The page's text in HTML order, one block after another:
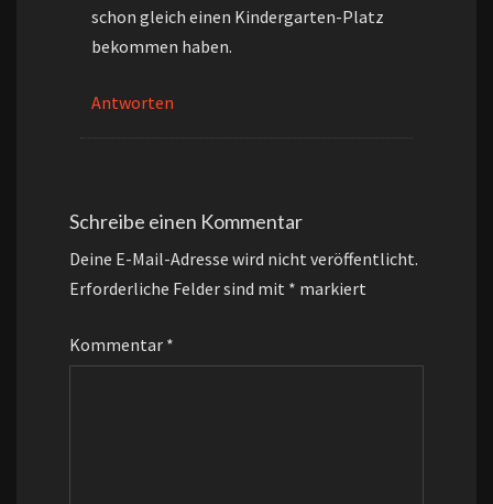
schon gleich einen Kindergarten-Platz
bekommen haben.
Antworten
Schreibe einen Kommentar
Deine E-Mail-Adresse wird nicht veröffentlicht.
Erforderliche Felder sind mit * markiert
Kommentar *